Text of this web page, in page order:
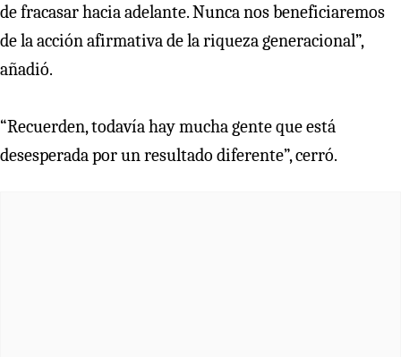
de fracasar hacia adelante. Nunca nos beneficiaremos
de la acción afirmativa de la riqueza generacional”,
añadió.
“Recuerden, todavía hay mucha gente que está
desesperada por un resultado diferente”, cerró.